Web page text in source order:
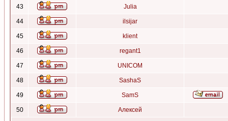
43 Julia
44 ilsijar
45 klient
46 regant1
47 UNICOM
48 SashaS
49 SamS
50 Алексей